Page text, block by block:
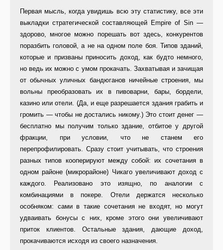
Первая мысль, когда увидишь всю эту статистику, все эти
выкладки стратегической составляющей Empire of Sin —
здорово, многое можно порешать вот здесь, конкурентов
поразбить головой, а не на одном поле боя. Типов зданий,
которые и призваны приносить доход, как будто немного,
но ведь их можно с умом прокачать. Захватывая и зачищая
от обычных уличных бандюганов ничейные строения, мы
вольны преобразовать их в пивоварни, бары, бордели,
казино или отели. (Да, и еще разрешается здания грабить и
громить — чтобы не достались никому.) Это стоит денег —
бесплатно мы получим только здание, отбитое у другой
фракции, при условии, что не станем его
перепрофилировать. Сразу стоит учитывать, что строения
разных типов кооперируют между собой: их сочетания в
одном районе (микрорайоне) Чикаго увеличивают доход с
каждого. Реализовано это изящно, по аналогии с
комбинациями в покере. Отели держатся несколько
особняком: сами в такие сочетания не входят, но могут
удваивать бонусы с них, кроме этого они увеличивают
приток клиентов. Остальные здания, дающие доход,
прокачиваются исходя из своего назначения.